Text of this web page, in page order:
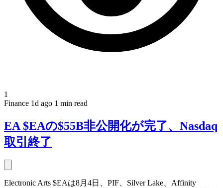
1
Finance 1d ago 1 min read
EA $EAの$55B非公開化が完了、Nasdaq
取引終了
Electronic Arts $EAは8月4日、PIF、Silver Lake、Affinity